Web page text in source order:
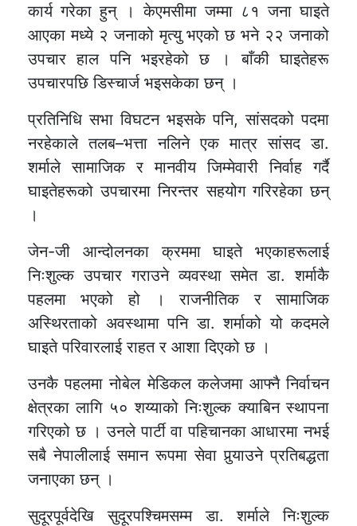
कार्य गरेका हुन् । केएमसीमा जम्मा ८१ जना घाइते
आएका मध्ये २ जनाको मृत्यु भएको छ भने २२ जनाको
उपचार हाल पनि भइरहेको छ । बाँकी घाइतेहरू
उपचारपछि डिस्चार्ज भइसकेका छन् ।
प्रतिनिधि सभा विघटन भइसके पनि, सांसदको पदमा
नरहेकाले तलब–भत्ता नलिने एक मात्र सांसद डा.
शर्माले सामाजिक र मानवीय जिम्मेवारी निर्वाह गर्दै
घाइतेहरूको उपचारमा निरन्तर सहयोग गरिरहेका छन्
।
जेन-जी आन्दोलनका क्रममा घाइते भएकाहरूलाई
निःशुल्क उपचार गराउने व्यवस्था समेत डा. शर्माकै
पहलमा भएको हो । राजनीतिक र सामाजिक
अस्थिरताको अवस्थामा पनि डा. शर्माको यो कदमले
घाइते परिवारलाई राहत र आशा दिएको छ ।
उनकै पहलमा नोबेल मेडिकल कलेजमा आफ्नै निर्वाचन
क्षेत्रका लागि ५० शय्याको निःशुल्क क्याबिन स्थापना
गरिएको छ । उनले पार्टी वा पहिचानका आधारमा नभई
सबै नेपालीलाई समान रूपमा सेवा पुर्‍याउने प्रतिबद्धता
जनाएका छन् ।
सुदूरपूर्वदेखि सुदूरपश्चिमसम्म डा. शर्माले निःशुल्क